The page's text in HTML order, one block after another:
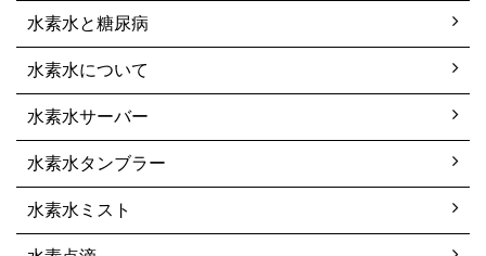
水素水と糖尿病
水素水について
水素水サーバー
水素水タンブラー
水素水ミスト